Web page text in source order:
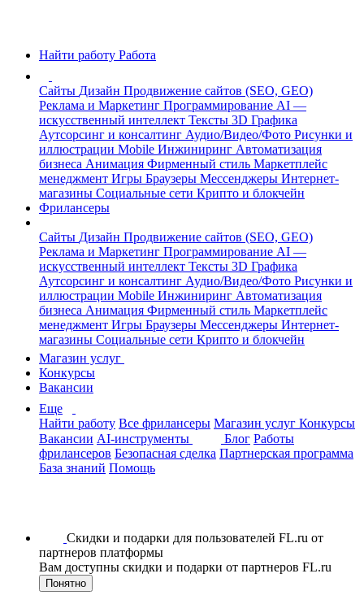
Найти работу Работа
Сайты Дизайн Продвижение сайтов (SEO, GEO)
Реклама и Маркетинг Программирование AI —
искусственный интеллект Тексты 3D Графика
Аутсорсинг и консалтинг Аудио/Видео/Фото Рисунки и
иллюстрации Mobile Инжиниринг Автоматизация
бизнеса Анимация Фирменный стиль Маркетплейс
менеджмент Игры Браузеры Мессенджеры Интернет-
магазины Социальные сети Крипто и блокчейн
Фрилансеры
Сайты Дизайн Продвижение сайтов (SEO, GEO)
Реклама и Маркетинг Программирование AI —
искусственный интеллект Тексты 3D Графика
Аутсорсинг и консалтинг Аудио/Видео/Фото Рисунки и
иллюстрации Mobile Инжиниринг Автоматизация
бизнеса Анимация Фирменный стиль Маркетплейс
менеджмент Игры Браузеры Мессенджеры Интернет-
магазины Социальные сети Крипто и блокчейн
Магазин услуг
Конкурсы
Вакансии
Еще
Найти работу Все фрилансеры Магазин услуг Конкурсы
Вакансии AI-инструменты Блог Работы
фрилансеров Безопасная сделка Партнерская программа
База знаний Помощь
Скидки и подарки для пользователей FL.ru от
партнеров платформы
Вам доступны скидки и подарки от партнеров FL.ru
Понятно